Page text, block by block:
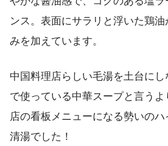
ンス。表面にサラリと浮いた鶏
みを加えています。
中国料理店らしい毛湯を土台に
で使っている中華スープと言う
店の看板メニューになる勢いの
清湯でした！